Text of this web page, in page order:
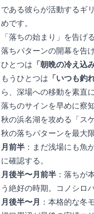
である彼らが活動するギ
めです。
「落ちの始まり」を告げ
落ちパターンの開幕を告
ひとつは 「朝晩の冷え込
もうひとつは 「いつも釣
ら、深場への移動を素直
落ちのサインを早めに察
秋の浜名湖を攻める「ス
秋の落ちパターンを最大
10月前半 ：まだ浅場にも魚
に確認する。
10月後半〜11月前半 ：落ちが
う絶好の時期。コノシロ
11月後半〜12月
：本格的な冬